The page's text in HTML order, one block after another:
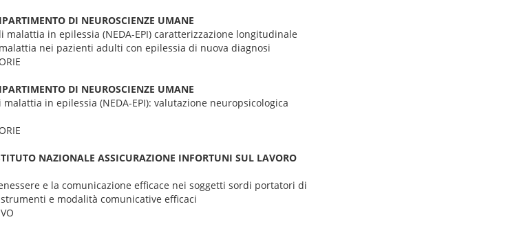
DI NEUROSCIENZE UMANE
malattia in epilessia (NEDA-EPI) caratterizzazione longitudinale
nei pazienti adulti con epilessia di nuova diagnosi
DI NEUROSCIENZE UMANE
in epilessia (NEDA-EPI): valutazione neuropsicologica
NAZIONALE ASSICURAZIONE INFORTUNI SUL LAVORO
e la comunicazione efficace nei soggetti sordi portatori di
e modalità comunicative efficaci